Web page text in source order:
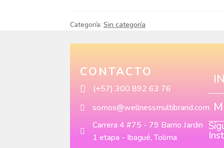
Categoría:Sin categoría
CONTACTO
(+57) 300 892 63 76
somos@wellnessmultibrand.com
Carrera 4 #75 - 79 Barrio Jardin
1 etapa - Ibagué, Tolima